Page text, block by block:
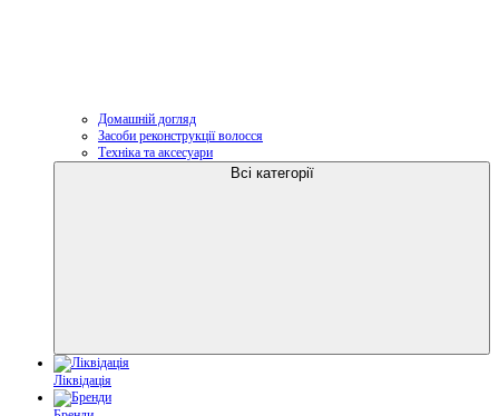
Домашній догляд
Засоби реконструкції волосся
Техніка та аксесуари
Всі категорії
Ліквідація